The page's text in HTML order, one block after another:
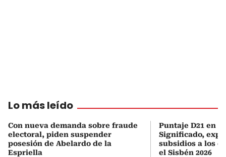
Lo más leído
Con nueva demanda sobre fraude
electoral, piden suspender
posesión de Abelardo de la
Espriella
Puntaje D21 en
Significado,
subsidios a los
el Sisbén 2026